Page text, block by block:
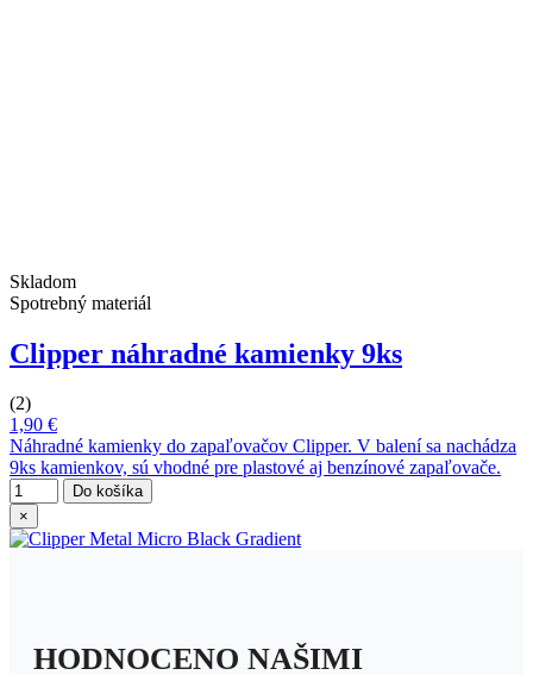
Skladom
Spotrebný materiál
Clipper náhradné kamienky 9ks
(2)
1,90 €
Náhradné kamienky do zapaľovačov Clipper. V balení sa nachádza
9ks kamienkov, sú vhodné pre plastové aj benzínové zapaľovače.
Do košíka
×
HODNOCENO NAŠIMI